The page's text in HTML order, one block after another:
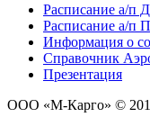
Расписание а/п
Расписание а/п
Информация о
Справочник
Презентация
ООО «М-Карго» ©